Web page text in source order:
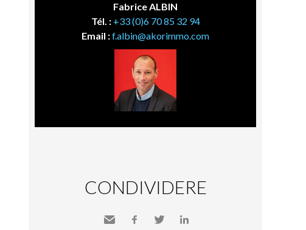
Fabrice ALBIN
Tél. : +33 (0)6 70 85 32 94
Email :f.albin@akorimmo.com
CONDIVIDERE